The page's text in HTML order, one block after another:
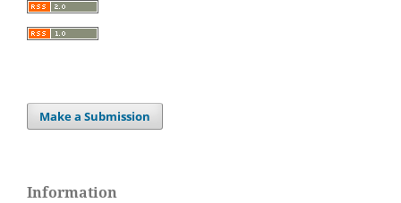
Make a Submission
Information